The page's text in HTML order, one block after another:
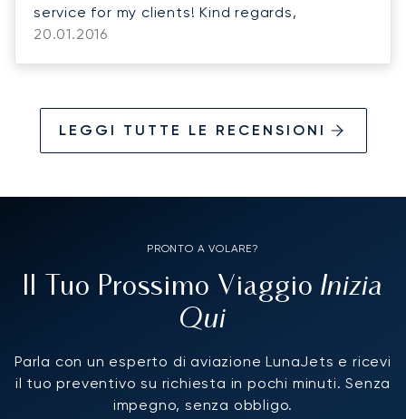
service for my clients! Kind regards,
20.01.2016
LEGGI TUTTE LE RECENSIONI
PRONTO A VOLARE?
Il Tuo Prossimo Viaggio Inizia
Qui
Parla con un esperto di aviazione LunaJets e ricevi
il tuo preventivo su richiesta in pochi minuti. Senza
impegno, senza obbligo.